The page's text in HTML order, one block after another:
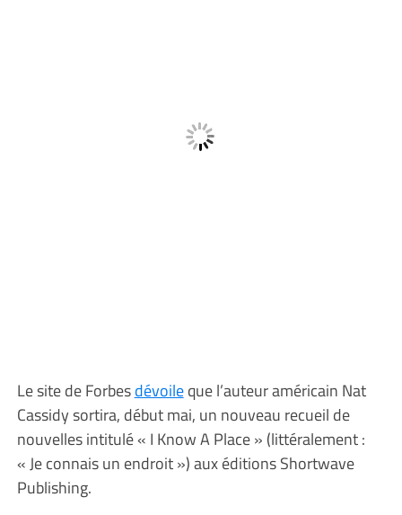
Le site de Forbesdévoileque l’auteur américain Nat
Cassidy sortira, début mai, un nouveau recueil de
nouvelles intitulé « I Know A Place » (littéralement :
« Je connais un endroit ») aux éditions Shortwave
Publishing.